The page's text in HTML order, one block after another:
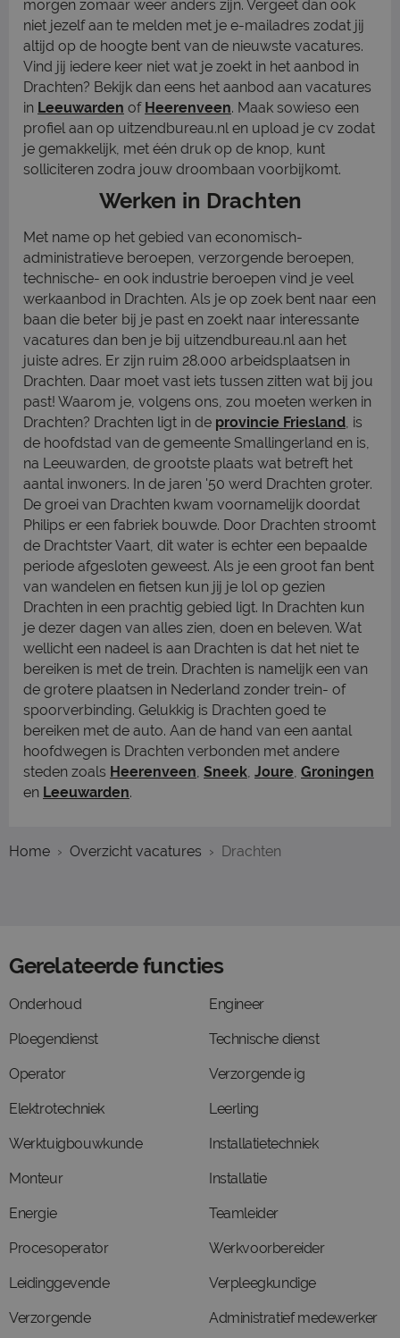
morgen zomaar weer anders zijn. Vergeet dan ook
niet jezelf aan te melden met je e-mailadres zodat jij
altijd op de hoogte bent van de nieuwste vacatures.
Vind jij iedere keer niet wat je zoekt in het aanbod in
Drachten? Bekijk dan eens het aanbod aan vacatures
in Leeuwarden of Heerenveen. Maak sowieso een
profiel aan op uitzendbureau.nl en upload je cv zodat
je gemakkelijk, met één druk op de knop, kunt
solliciteren zodra jouw droombaan voorbijkomt.
Werken in Drachten
Met name op het gebied van economisch-
administratieve beroepen, verzorgende beroepen,
technische- en ook industrie beroepen vind je veel
werkaanbod in Drachten. Als je op zoek bent naar een
baan die beter bij je past en zoekt naar interessante
vacatures dan ben je bij uitzendbureau.nl aan het
juiste adres. Er zijn ruim 28.000 arbeidsplaatsen in
Drachten. Daar moet vast iets tussen zitten wat bij jou
past! Waarom je, volgens ons, zou moeten werken in
Drachten? Drachten ligt in de provincie Friesland, is
de hoofdstad van de gemeente Smallingerland en is,
na Leeuwarden, de grootste plaats wat betreft het
aantal inwoners. In de jaren '50 werd Drachten groter.
De groei van Drachten kwam voornamelijk doordat
Philips er een fabriek bouwde. Door Drachten stroomt
de Drachtster Vaart, dit water is echter een bepaalde
periode afgesloten geweest. Als je een groot fan bent
van wandelen en fietsen kun jij je lol op gezien
Drachten in een prachtig gebied ligt. In Drachten kun
je dezer dagen van alles zien, doen en beleven. Wat
wellicht een nadeel is aan Drachten is dat het niet te
bereiken is met de trein. Drachten is namelijk een van
de grotere plaatsen in Nederland zonder trein- of
spoorverbinding. Gelukkig is Drachten goed te
bereiken met de auto. Aan de hand van een aantal
hoofdwegen is Drachten verbonden met andere
steden zoals Heerenveen, Sneek, Joure, Groningen
en Leeuwarden.
Home Overzicht vacatures Drachten
Gerelateerde functies
Onderhoud
Ploegendienst
Operator
Elektrotechniek
Werktuigbouwkunde
Monteur
Energie
Procesoperator
Leidinggevende
Verzorgende
Engineer
Technische dienst
Verzorgende ig
Leerling
Installatietechniek
Installatie
Teamleider
Werkvoorbereider
Verpleegkundige
Administratief medewerker